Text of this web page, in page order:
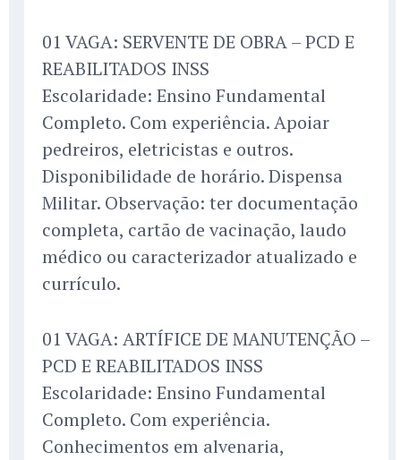
01 VAGA: SERVENTE DE OBRA – PCD E
REABILITADOS INSS
Escolaridade: Ensino Fundamental
Completo. Com experiência. Apoiar
pedreiros, eletricistas e outros.
Disponibilidade de horário. Dispensa
Militar. Observação: ter documentação
completa, cartão de vacinação, laudo
médico ou caracterizador atualizado e
currículo.
01 VAGA: ARTÍFICE DE MANUTENÇÃO –
PCD E REABILITADOS INSS
Escolaridade: Ensino Fundamental
Completo. Com experiência.
Conhecimentos em alvenaria,